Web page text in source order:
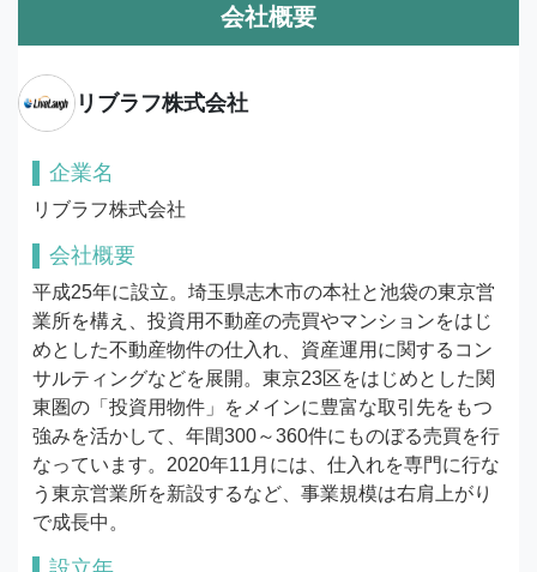
会社概要
リブラフ株式会社
企業名
リブラフ株式会社
会社概要
平成25年に設立。埼玉県志木市の本社と池袋の東京営
業所を構え、投資用不動産の売買やマンションをはじ
めとした不動産物件の仕入れ、資産運用に関するコン
サルティングなどを展開。東京23区をはじめとした関
東圏の「投資用物件」をメインに豊富な取引先をもつ
強みを活かして、年間300～360件にものぼる売買を行
なっています。2020年11月には、仕入れを専門に行な
う東京営業所を新設するなど、事業規模は右肩上がり
で成長中。